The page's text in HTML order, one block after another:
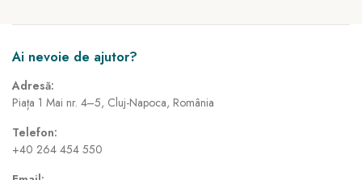
Ai nevoie de ajutor?
Adresă:
Piața 1 Mai nr. 4–5, Cluj-Napoca, România
Telefon:
+40 264 454 550